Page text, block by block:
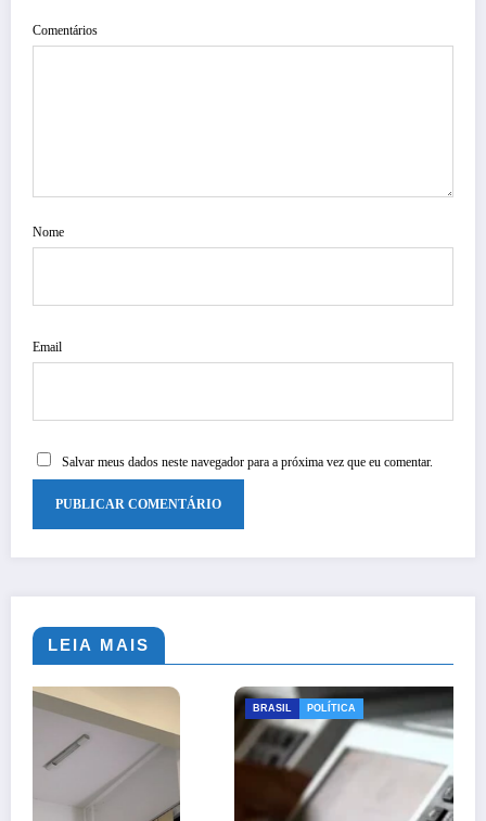
Comentários
Nome
Email
Salvar meus dados neste navegador para a próxima vez que eu comentar.
LEIA MAIS
BRASIL